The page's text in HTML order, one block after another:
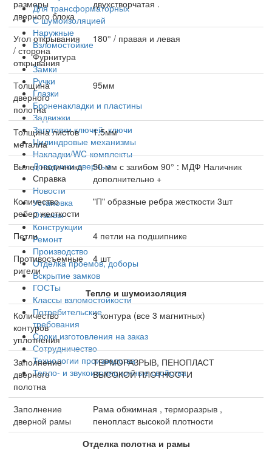
Для трансформаторных
С шумоизоляцией
Наружные
Взломостойкие
Фурнитура
Замки
Ручки
Глазки
Броненакладки и пластины
Задвижки
Заготовки ключей, ключи
Цилиндровые механизмы
Накладки/WC-комплекты
Доводчики дверные
Справка
Новости
Установка
Отзывы
Конструкции
Ремонт
Производство
Отделка проемов, доборы
Вскрытие замков
ГОСТы
Классы взломостойкости
Потребительские
требования
Сроки изготовления на заказ
Сотрудничество
Технологии производства
Тепло- и звукоизоляционные свойства
размеры
дверного блока
двухстворчатая .
Угол открывания
/ сторона
открывания
180° / правая и левая
Толщина
дверного
полотна
95мм
Толщина листов
металла
1.5мм
Вылет наличника
50 мм с загибом 90° : МДФ Наличник
дополнительно +
Количество
ребер жесткости
"П" образные ребра жесткости 3шт
Петли
4 петли на подшипнике
Противосъемные
ригели
4 шт
Тепло и шумоизоляция
Количество
контуров
уплотнения
3 контура (все 3 магнитных)
Заполнение
дверного
полотна
ТЕРМОРАЗРЫВ, ПЕНОПЛАСТ
ВЫСОКОЙ ПЛОТНОСТИ
Заполнение
дверной рамы
Рама обжимная , терморазрыв ,
пенопласт высокой плотности
Отделка полотна и рамы